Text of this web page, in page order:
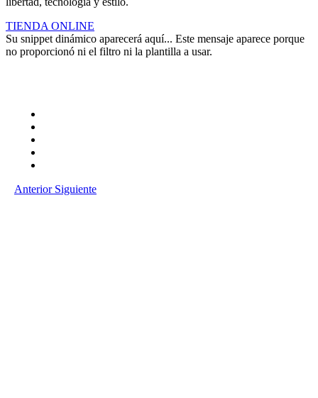
TIENDA ONLINE
Su snippet dinámico aparecerá aquí... Este mensaje aparece porque
no proporcionó ni el filtro ni la plantilla a usar.
Anterior Siguiente